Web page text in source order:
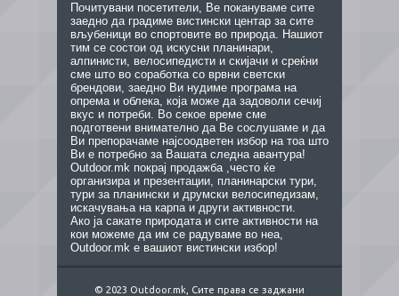
Почитувани посетители, Ве покануваме сите
заедно да градиме вистински центар за сите
вљубеници во спортовите во природа. Нашиот
тим се состои од искусни планинари,
алпинисти, велосипедисти и скијачи и среќни
сме што во соработка со врвни светски
брендови, заедно Ви нудиме програма на
опрема и облека, која може да задоволи сечиј
вкус и потреби. Во секое време сме
подготвени внимателно да Ве сослушаме и да
Ви препорачаме најсоодветен избор на тоа што
Ви е потребно за Вашата следна авантура!
Outdoor.mk покрај продажба ,често ќе
организира и презентации, планинарски тури,
тури за планински и друмски велосипедизам,
искачувања на карпа и други активности.
Ако ја сакате природата и сите активности на
кои можеме да им се радуваме во неа,
Outdoor.mk е вашиот вистински избор!
© 2023 Outdoor.mk, Сите права се заджани